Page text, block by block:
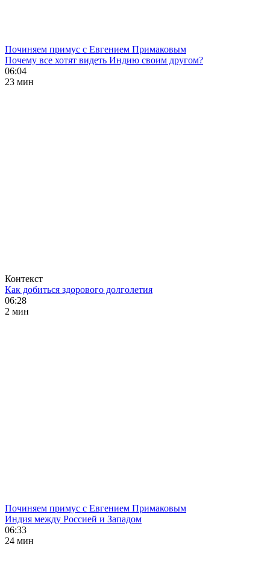
Починяем примус с Евгением Примаковым
Почему все хотят видеть Индию своим другом?
06:04
23 мин
Контекст
Как добиться здорового долголетия
06:28
2 мин
Починяем примус с Евгением Примаковым
Индия между Россией и Западом
06:33
24 мин